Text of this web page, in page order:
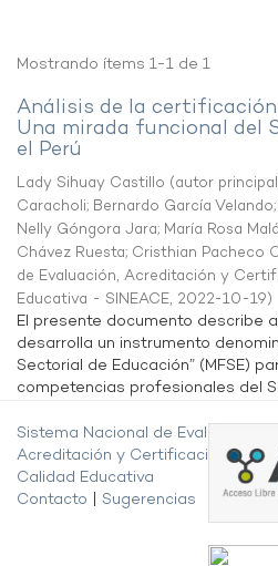
Mostrando ítems 1-1 de 1
Análisis de la
Una mirada funcional del
el Perú
Lady Sihuay Castillo (autor
Caracholi; Bernardo García Velando;
Nelly Góngora Jara; María Rosa
Chávez Ruesta; Cristhian Pacheco
de Evaluación, Acreditación y
Educativa - SINEACE, 2022-10-19)
El presente documento describe
desarrolla un instrumento
Sectorial de Educación” (MFSE)
competencias profesionales del
Sistema Nacional de Evaluación,
Acreditación y Certificación de la
Calidad Educativa
Contacto
Sugerencias